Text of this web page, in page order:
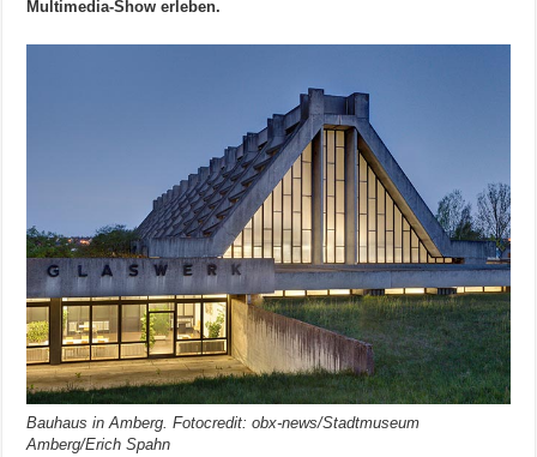
Multimedia-Show erleben.
Bauhaus in Amberg. Fotocredit: obx-news/Stadtmuseum
Amberg/Erich Spahn